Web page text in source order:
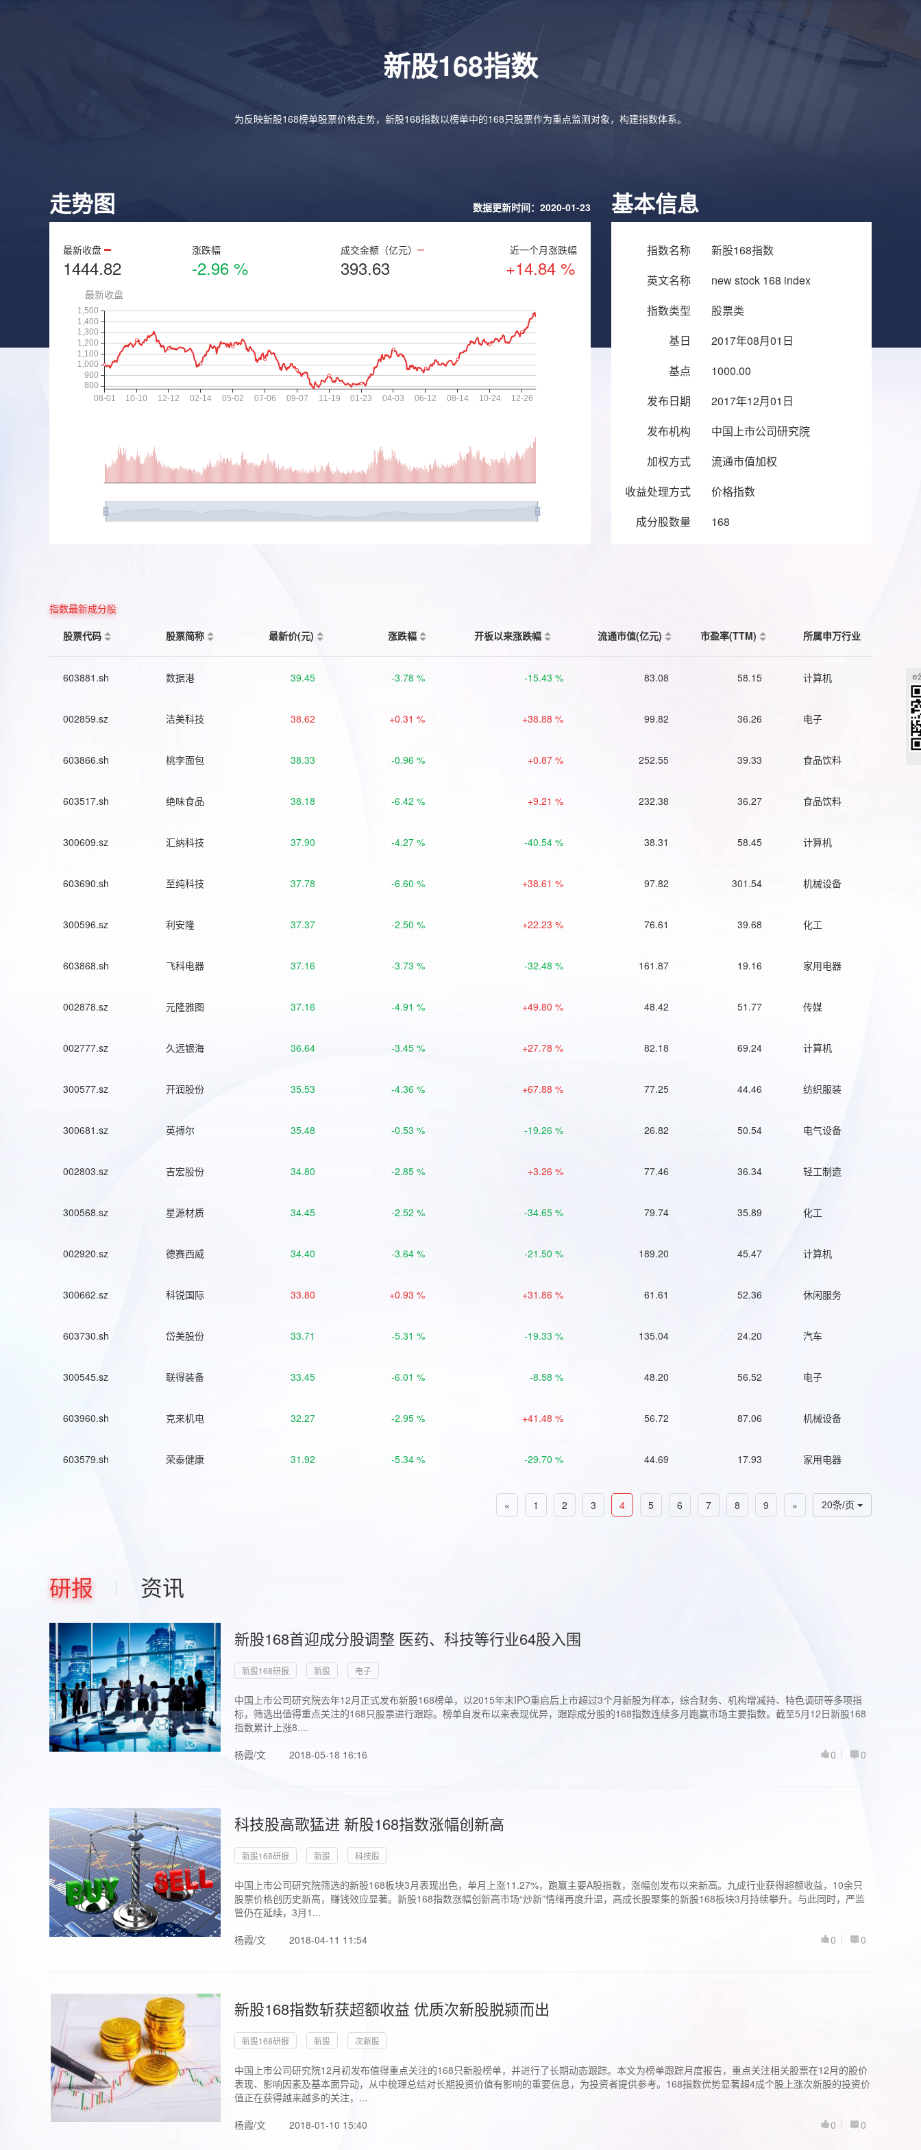
新股168指数
为反映新股168榜单股票价格走势，新股168指数以榜单中的168只股票作为重点监测对象，构建指数体系。
走势图 数据更新时间：2020-01-23
最新收盘
1444.82
涨跌幅
-2.96 %
成交金额（亿元）
393.63
近一个月涨跌幅
+14.84 %
基本信息
指数名称
新股168指数
英文名称
new stock 168 index
指数类型
股票类
基日
2017年08月01日
基点
1000.00
发布日期
2017年12月01日
发布机构
中国上市公司研究院
加权方式
流通市值加权
收益处理方式
价格指数
成分股数量
168
指数最新成分股
股票代码
股票简称 最新价(元) 涨跌幅 开板以来涨跌幅 流通市值(亿元) 市盈率(TTM) 所属申万行业
603881.sh 数据港 39.45 -3.78 % -15.43 % 83.08 58.15 计算机
002859.sz 洁美科技 38.62 +0.31 % +38.88 % 99.82 36.26 电子
603866.sh 桃李面包 38.33 -0.96 % +0.87 % 252.55 39.33 食品饮料
603517.sh 绝味食品 38.18 -6.42 % +9.21 % 232.38 36.27 食品饮料
300609.sz 汇纳科技 37.90 -4.27 % -40.54 % 38.31 58.45 计算机
603690.sh 至纯科技 37.78 -6.60 % +38.61 % 97.82 301.54 机械设备
300596.sz 利安隆 37.37 -2.50 % +22.23 % 76.61 39.68 化工
603868.sh 飞科电器 37.16 -3.73 % -32.48 % 161.87 19.16 家用电器
002878.sz 元隆雅图 37.16 -4.91 % +49.80 % 48.42 51.77 传媒
002777.sz 久远银海 36.64 -3.45 % +27.78 % 82.18 69.24 计算机
300577.sz 开润股份 35.53 -4.36 % +67.88 % 77.25 44.46 纺织服装
300681.sz 英搏尔 35.48 -0.53 % -19.26 % 26.82 50.54 电气设备
002803.sz 吉宏股份 34.80 -2.85 % +3.26 % 77.46 36.34 轻工制造
300568.sz 星源材质 34.45 -2.52 % -34.65 % 79.74 35.89 化工
002920.sz 德赛西威 34.40 -3.64 % -21.50 % 189.20 45.47 计算机
300662.sz 科锐国际 33.80 +0.93 % +31.86 % 61.61 52.36 休闲服务
603730.sh 岱美股份 33.71 -5.31 % -19.33 % 135.04 24.20 汽车
300545.sz 联得装备 33.45 -6.01 % -8.58 % 48.20 56.52 电子
603960.sh 克来机电 32.27 -2.95 % +41.48 % 56.72 87.06 机械设备
603579.sh 荣泰健康 31.92 -5.34 % -29.70 % 44.69 17.93 家用电器
20条/页
« 1 2 3 4 5 6 7 8 9 »
研报 资讯
新股168首迎成分股调整 医药、科技等行业64股入围
新股168研报 新股 电子
中国上市公司研究院去年12月正式发布新股168榜单，以2015年末IPO重启后上市超过3个月新股为样本，综合财务、机构增减持、特色调研等多项指
标，筛选出值得重点关注的168只股票进行跟踪。榜单自发布以来表现优异，跟踪成分股的168指数连续多月跑赢市场主要指数。截至5月12日新股168
指数累计上涨8....
杨霞/文
2018-05-18 16:16 0
0
科技股高歌猛进 新股168指数涨幅创新高
新股168研报 新股 科技股
中国上市公司研究院筛选的新股168板块3月表现出色，单月上涨11.27%，跑赢主要A股指数，涨幅创发布以来新高。九成行业获得超额收益，10余只
股票价格创历史新高，赚钱效应显著。新股168指数涨幅创新高市场“炒新”情绪再度升温，高成长股聚集的新股168板块3月持续攀升。与此同时，严监
管仍在延续，3月1...
杨霞/文
2018-04-11 11:54 0
0
新股168指数斩获超额收益 优质次新股脱颍而出
新股168研报 新股 次新股
中国上市公司研究院12月初发布值得重点关注的168只新股榜单，并进行了长期动态跟踪。本文为榜单跟踪月度报告，重点关注相关股票在12月的股价
表现、影响因素及基本面异动，从中梳理总结对长期投资价值有影响的重要信息，为投资者提供参考。168指数优势显著超4成个股上涨次新股的投资价
值正在获得越来越多的关注，...
杨霞/文
2018-01-10 15:40 0
0